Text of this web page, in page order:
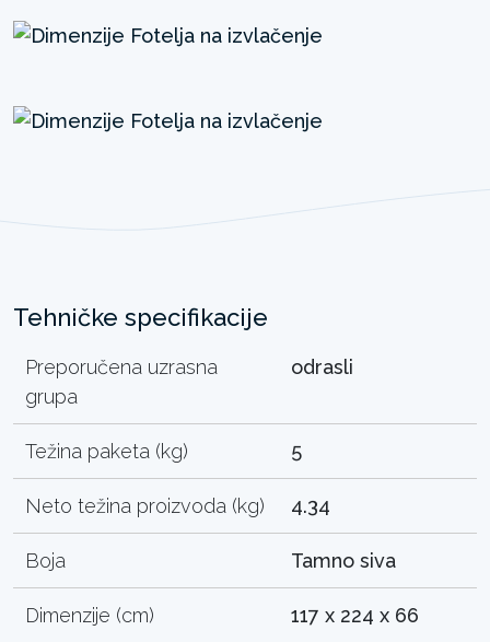
Tehničke specifikacije
Preporučena uzrasna
grupa
odrasli
Težina paketa (kg) 5
Neto težina proizvoda (kg) 4.34
Boja Tamno siva
Dimenzije (cm) 117 x 224 x 66